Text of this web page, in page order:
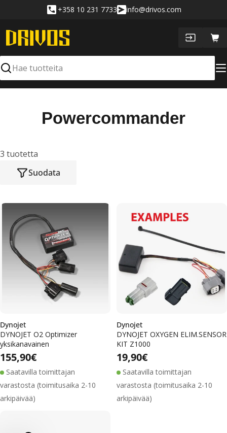
+358 10 231 7733 info@drivos.com
Hae
K
o
l
m
a
:
Powercommander
3 tuotetta
Suodata
Dynojet
DYNOJET O2 Optimizer
yksikanavainen
Normaalihinta
155,90€
Saatavilla toimittajan
varastosta (toimitusaika 2-10
arkipäivää)
Dynojet
DYNOJET OXYGEN ELIM.SENSOR
KIT Z1000
Normaalihinta
19,90€
Saatavilla toimittajan
varastosta (toimitusaika 2-10
arkipäivää)